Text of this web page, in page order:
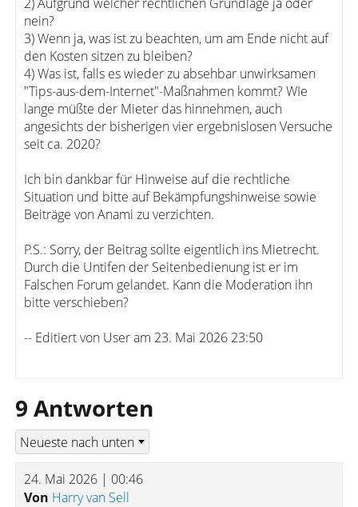
nein?
3) Wenn ja, was ist zu beachten, um am Ende nicht auf
den Kosten sitzen zu bleiben?
4) Was ist, falls es wieder zu absehbar unwirksamen
"Tips-aus-dem-Internet"-Maßnahmen kommt? WIe
lange müßte der Mieter das hinnehmen, auch
angesichts der bisherigen vier ergebnislosen Versuche
seit ca. 2020?
Ich bin dankbar für Hinweise auf die rechtliche
Situation und bitte auf Bekämpfungshinweise sowie
Beiträge von Anami zu verzichten.
P.S.: Sorry, der Beitrag sollte eigentlich ins Mietrecht.
Durch die Untifen der Seitenbedienung ist er im
Falschen Forum gelandet. Kann die Moderation ihn
bitte verschieben?
-- Editiert von User am 23. Mai 2026 23:50
9 Antworten
24. Mai 2026 | 00:46
Von Harry van Sell